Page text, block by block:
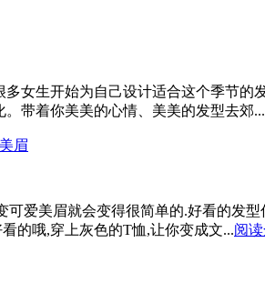
女生开始为自己设计适合这个季节
带着你美美的心情、美美的发型去郊...
眉
爱美眉就会变得很简单的.好看的发
的哦,穿上灰色的T恤,让你变成文...阅